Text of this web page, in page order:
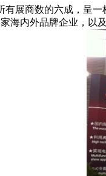
展商数的六成，呈一
海内外品牌企业，以